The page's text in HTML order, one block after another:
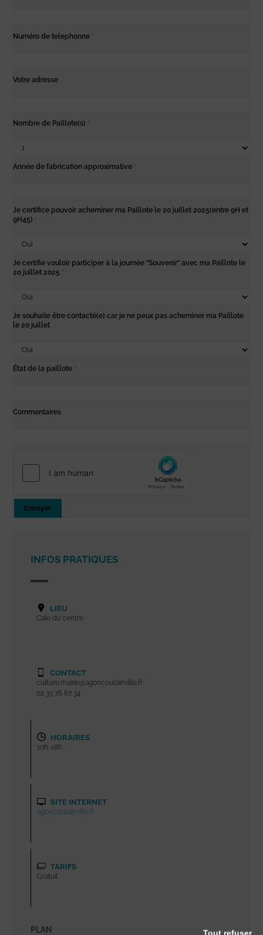
Numéro de telephonne *
Votre adresse
Nombre de Paillote(s) *
Année de fabrication approximative *
Je certifice pouvoir acheminer ma Paillote le 20 juillet 2025(entre 9H et
9H45) *
Je certifie vouloir participer à la journée "Souvenir" avec ma Paillote le
20 juillet 2025 *
Je souhaite être contacté(e) car je ne peux pas acheminer ma Paillote
le 20 juillet
État de la paillote *
Commentaires
Envoyer
INFOS PRATIQUES
LIEU
Cale du centre
CONTACT
culture.mairie@agoncoutainville.fr
02 33 76 67 34
HORAIRES
10h-18h
SITE INTERNET
agoncoutainville.fr
TARIFS
Gratuit
PLAN Tout refuser